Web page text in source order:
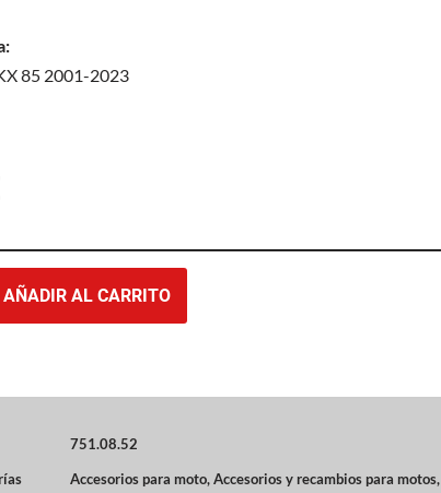
85 2001-2023
AÑADIR AL CARRITO
751.08.52
Accesorios para moto,Accesorios y recambios para motos,